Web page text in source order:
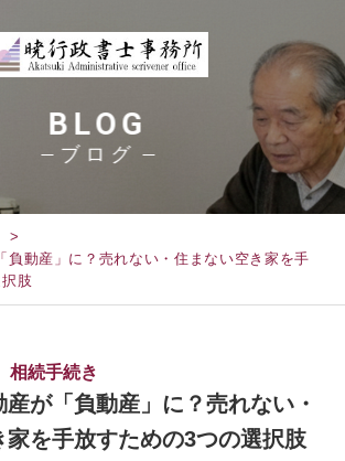
BLOG
ブログ
負動産」に？売れない・住まない空き家を手
肢
相続手続き
が「負動産」に？売れない・
家を手放すための3つの選択肢